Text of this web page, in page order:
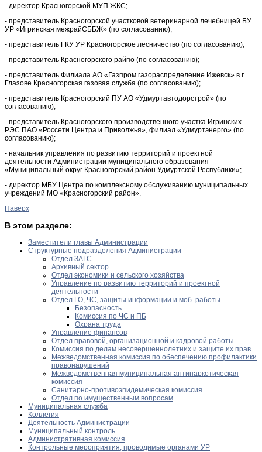
- директор Красногорской МУП ЖКС;
- представитель Красногорской участковой ветеринарной лечебницей БУ
УР «Игринская межрайСББЖ» (по согласованию);
- представитель ГКУ УР Красногорское лесничество (по согласованию);
- представитель Красногорского райпо (по согласованию);
- представитель Филиала АО «Газпром газораспределение Ижевск» в г.
Глазове Красногорская газовая служба (по согласованию);
- представитель Красногорский ПУ АО «Удмуртавтодорстрой» (по
согласованию);
- представитель Красногорского производственного участка Игринских
РЭС ПАО «Россети Центра и Приволжья», филиал «Удмуртэнерго» (по
согласованию);
- начальник управления по развитию территорий и проектной
деятельности Администрации муниципального образования
«Муниципальный округ Красногорский район Удмуртской Республики»;
- директор МБУ Центра по комплексному обслуживанию муниципальных
учреждений МО «Красногорский район».
Наверх
В этом разделе:
Заместители главы Администрации
Структурные подразделения Администрации
Отдел ЗАГС
Архивный сектор
Отдел экономики и сельского хозяйства
Управление по развитию территорий и проектной
деятельности
Отдел ГО, ЧС, защиты информации и моб. работы
Безопасность
Комиссия по ЧС и ПБ
Охрана труда
Управление финансов
Отдел правовой, организационной и кадровой работы
Комиссия по делам несовершеннолетних и защите их прав
Межведомственная комиссия по обеспечению профилактики
правонарушений
Межведомственная муниципальная антинаркотическая
комиссия
Санитарно-противоэпидемическая комиссия
Отдел по имущественным вопросам
Муниципальная служба
Коллегия
Деятельность Администрации
Муниципальный контроль
Административная комиссия
Контрольные мероприятия, проводимые органами УР